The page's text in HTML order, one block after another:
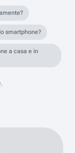
smartphone?
a casa e in
.